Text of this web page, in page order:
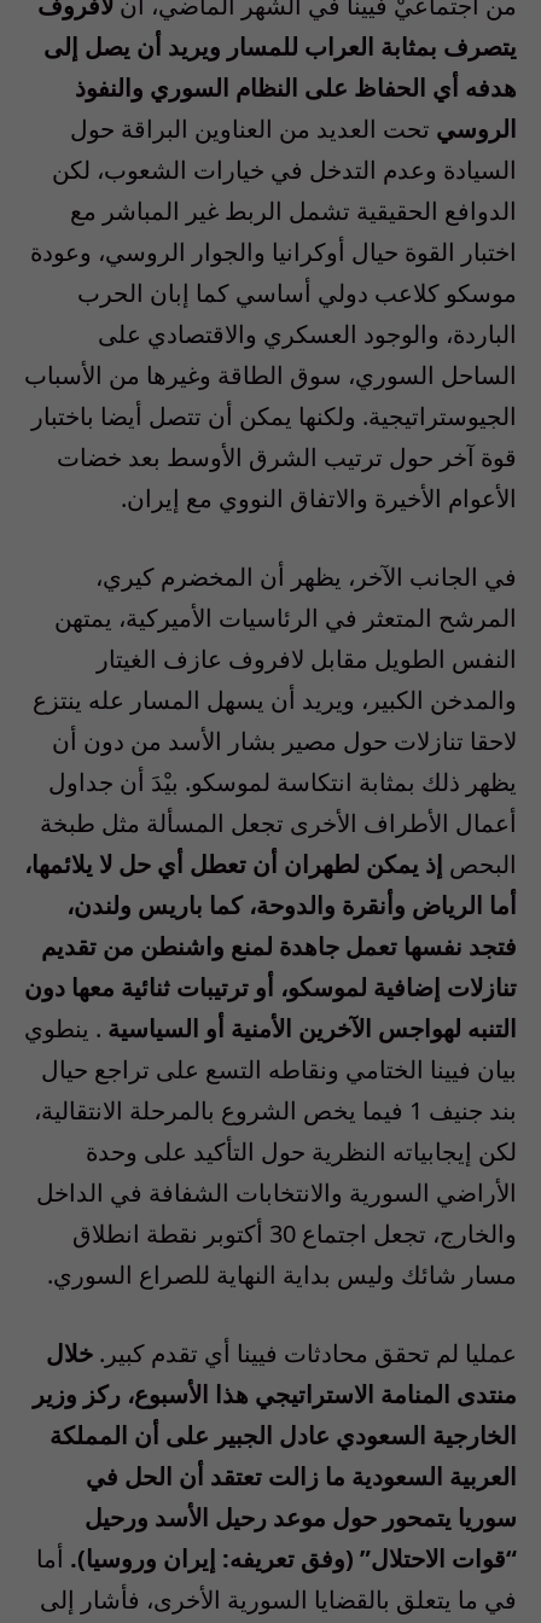
يتصرف بمثابة العراب للمسار ويريد أن يصل إلى
هدفه أي الحفاظ على النظام السوري والنفوذ
الروسي تحت العديد من العناوين البراقة حول
السيادة وعدم التدخل في خيارات الشعوب، لكن
الدوافع الحقيقية تشمل الربط غير المباشر مع
اختبار القوة حيال أوكرانيا والجوار الروسي، وعودة
موسكو كلاعب دولي أساسي كما إبان الحرب
الباردة، والوجود العسكري والاقتصادي على
الساحل السوري، سوق الطاقة وغيرها من الأسباب
الجيوستراتيجية. ولكنها يمكن أن تتصل أيضا باختبار
قوة آخر حول ترتيب الشرق الأوسط بعد خضات
الأعوام الأخيرة والاتفاق النووي مع إيران.
في الجانب الآخر، يظهر أن المخضرم كيري،
المرشح المتعثر في الرئاسيات الأميركية، يمتهن
النفس الطويل مقابل لافروف عازف الغيتار
والمدخن الكبير، ويريد أن يسهل المسار عله ينتزع
لاحقا تنازلات حول مصير بشار الأسد من دون أن
يظهر ذلك بمثابة انتكاسة لموسكو. بيْدَ أن جداول
أعمال الأطراف الأخرى تجعل المسألة مثل طبخة
البحص إذ يمكن لطهران أن تعطل أي حل لا يلائمها،
أما الرياض وأنقرة والدوحة، كما باريس ولندن،
فتجد نفسها تعمل جاهدة لمنع واشنطن من تقديم
تنازلات إضافية لموسكو، أو ترتيبات ثنائية معها دون
التنبه لهواجس الآخرين الأمنية أو السياسية . ينطوي
بيان فيينا الختامي ونقاطه التسع على تراجع حيال
بند جنيف 1 فيما يخص الشروع بالمرحلة الانتقالية،
لكن إيجابياته النظرية حول التأكيد على وحدة
الأراضي السورية والانتخابات الشفافة في الداخل
والخارج، تجعل اجتماع 30 أكتوبر نقطة انطلاق
مسار شائك وليس بداية النهاية للصراع السوري.
عمليا لم تحقق محادثات فيينا أي تقدم كبير. خلال
منتدى المنامة الاستراتيجي هذا الأسبوع، ركز وزير
الخارجية السعودي عادل الجبير على أن المملكة
العربية السعودية ما زالت تعتقد أن الحل في
سوريا يتمحور حول موعد رحيل الأسد ورحيل
“قوات الاحتلال” (وفق تعريفه: إيران وروسيا). أما
في ما يتعلق بالقضايا السورية الأخرى، فأشار إلى